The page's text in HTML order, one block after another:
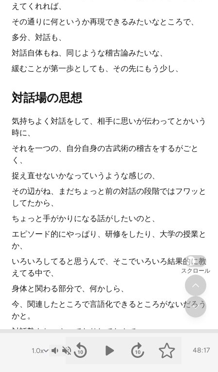
えてくれれば、
その通りに何というか再現できるみたいなところで、
多分、対話も、
対話自体もね、同じような稽古論みたいな、
緩むことが第一歩としても、その先にもう少し、
対話場の思想
気持ちよく対話をして、相手に思いが伝わってとかいう
時に、
それを一つの、自分自身の古武術の稽古をするがごと
く、
捉え直せないかなっていうような感じの、
その辺がね、まだちょっと前の対話の段階ではフワッと
してたから、
ちょっと手がかりになる話がしたいのと、
エピソード的にやっぱり、研修をしたり、大学の授業と
か、
いろいろしてると思うんで、そこでいろいろ結果的に教
えてる中で、
身体と関わる部分で、何かしら、
今、関連したところで言語化できるところがないだろう
かと。
対話塾もね、やってたりしてたんで、
そこらへんの、抽象的にならないように具体的な話を落
48:17
スクロール